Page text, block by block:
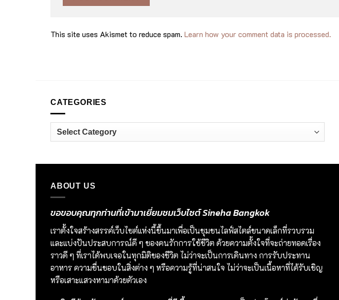
This site uses Akismet to reduce spam. Learn how your comment data is processed.
CATEGORIES
Categories
ABOUT US
ขอขอบคุณทุกท่านที่เข้ามาเยี่ยมชมเว็บไซต์ Sineha Bangkok
เราตั้งใจสร้างสรรค์เว็บไซต์แห่งนี้ขึ้นมาเพื่อเป็นชุมชนไลฟ์สไตล์ขนาดเล็กที่รวบรวม
และแบ่งปันประสบการณ์ดี ๆ ของคนรักการใช้ชีวิต ด้วยความตั้งใจที่จะถ่ายทอดเรื่อง
ราวดี ๆ ที่เราได้พบเจอในทุกมิติของชีวิต ไม่ว่าจะเป็นการเดินทาง การรับประทาน
อาหาร ความชื่นชอบในสิ่งต่าง ๆ หรือความรู้ที่น่าสนใจ ไม่ว่าจะเป็นเนื้อหาที่ได้รับเชิญ
หรือเสาะแสวงหามาด้วยตัวเอง